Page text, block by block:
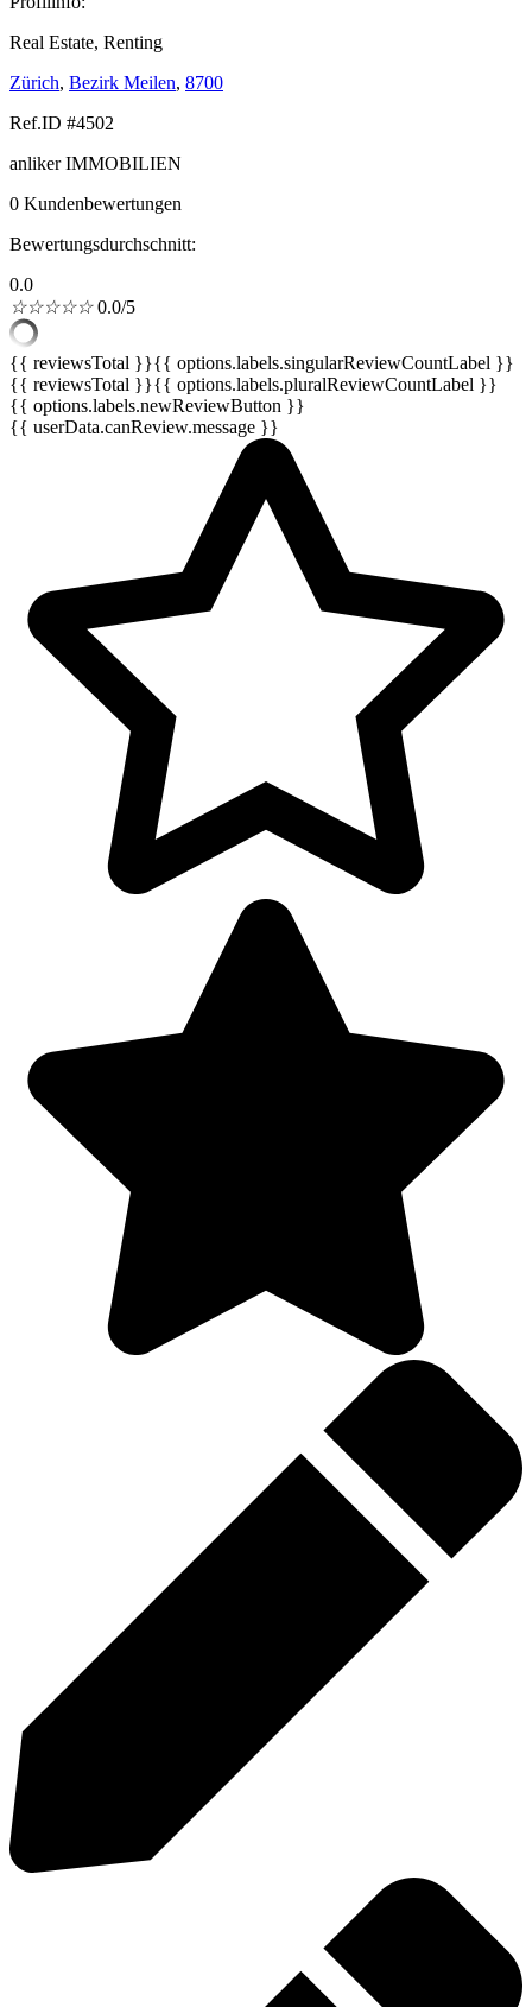
Real Estate, Renting
Zürich, Bezirk Meilen, 8700
Ref.ID #4502
anliker IMMOBILIEN
0 Kundenbewertungen
Bewertungsdurchschnitt:
0.0
☆☆☆☆☆ 0.0/5
{{ reviewsTotal }}{{ options.labels.singularReviewCountLabel }}
{{ reviewsTotal }}{{ options.labels.pluralReviewCountLabel }}
{{ options.labels.newReviewButton }}
{{ userData.canReview.message }}